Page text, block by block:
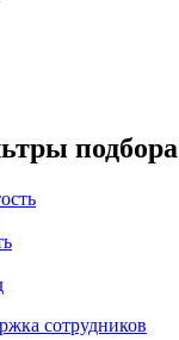
сотрудников